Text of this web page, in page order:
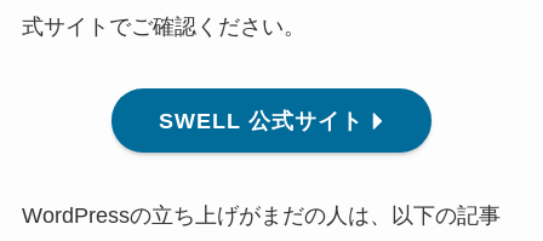
式サイトでご確認ください。
SWELL 公式サイト
WordPressの立ち上げがまだの人は、以下の記事